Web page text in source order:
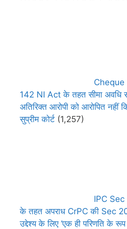
142 NI Act के तहत सीमा अवधि
अतिरिक्त आरोपी को आरोपित नहीं
सुप्रीम कोर्ट (1,257)
IPC
के तहत अपराध CrPC की Sec
उद्देश्य के लिए ‘एक ही परिणति के